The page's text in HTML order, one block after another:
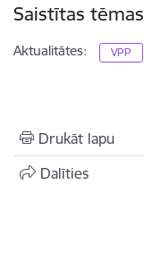
Saistītas tēmas
Aktualitātes: VPP
Drukāt lapu
Dalīties